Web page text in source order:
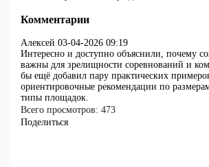
Комментарии
Алексей 03-04-2026 09:19
Интересно и доступно объяснили, почему
важны для зрелищности соревнований и
бы ещё добавил пару практических
ориентировочные рекомендации по
типы площадок.
Всего просмотров: 473
Поделиться